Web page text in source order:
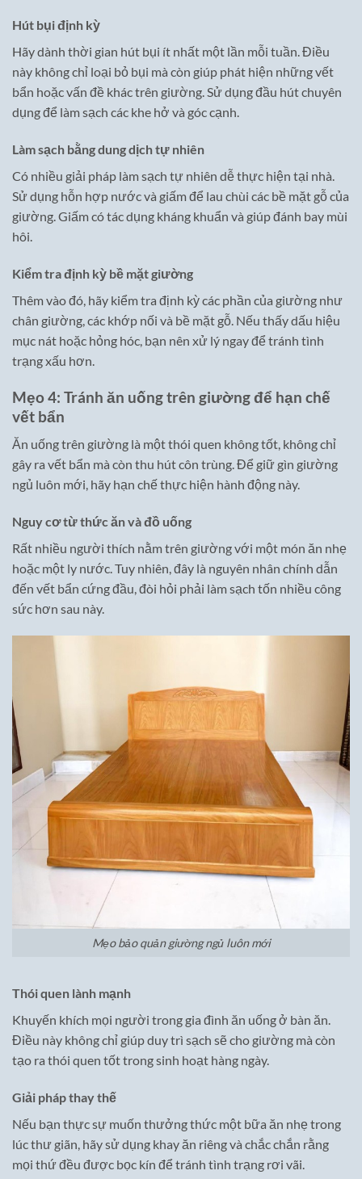
Hút bụi định kỳ
Hãy dành thời gian hút bụi ít nhất một lần mỗi tuần. Điều
này không chỉ loại bỏ bụi mà còn giúp phát hiện những vết
bẩn hoặc vấn đề khác trên giường. Sử dụng đầu hút chuyên
dụng để làm sạch các khe hở và góc cạnh.
Làm sạch bằng dung dịch tự nhiên
Có nhiều giải pháp làm sạch tự nhiên dễ thực hiện tại nhà.
Sử dụng hỗn hợp nước và giấm để lau chùi các bề mặt gỗ của
giường. Giấm có tác dụng kháng khuẩn và giúp đánh bay mùi
hôi.
Kiểm tra định kỳ bề mặt giường
Thêm vào đó, hãy kiểm tra định kỳ các phần của giường như
chân giường, các khớp nối và bề mặt gỗ. Nếu thấy dấu hiệu
mục nát hoặc hỏng hóc, bạn nên xử lý ngay để tránh tình
trạng xấu hơn.
Mẹo 4: Tránh ăn uống trên giường để hạn chế
vết bẩn
Ăn uống trên giường là một thói quen không tốt, không chỉ
gây ra vết bẩn mà còn thu hút côn trùng. Để giữ gìn giường
ngủ luôn mới, hãy hạn chế thực hiện hành động này.
Nguy cơ từ thức ăn và đồ uống
Rất nhiều người thích nằm trên giường với một món ăn nhẹ
hoặc một ly nước. Tuy nhiên, đây là nguyên nhân chính dẫn
đến vết bẩn cứng đầu, đòi hỏi phải làm sạch tốn nhiều công
sức hơn sau này.
Mẹo bảo quản giường ngủ luôn mới
Thói quen lành mạnh
Khuyến khích mọi người trong gia đình ăn uống ở bàn ăn.
Điều này không chỉ giúp duy trì sạch sẽ cho giường mà còn
tạo ra thói quen tốt trong sinh hoạt hàng ngày.
Giải pháp thay thế
Nếu bạn thực sự muốn thưởng thức một bữa ăn nhẹ trong
lúc thư giãn, hãy sử dụng khay ăn riêng và chắc chắn rằng
mọi thứ đều được bọc kín để tránh tình trạng rơi vãi.